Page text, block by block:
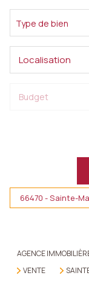
De l'immo pro
Type de bien
Localisation
Budget
66470 - Sainte-
AGENCE
VENTE